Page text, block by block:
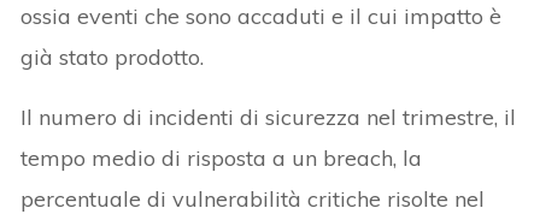
ossia eventi che sono accaduti e il cui impatto è
già stato prodotto.
Il numero di incidenti di sicurezza nel trimestre, il
tempo medio di risposta a un breach, la
percentuale di vulnerabilità critiche risolte nel